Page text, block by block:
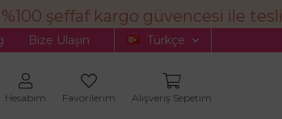
şeffaf kargo güvencesi ile
Bize Ulaşın Türkçe
Hesabım Favorilerim Alışveriş Sepetim